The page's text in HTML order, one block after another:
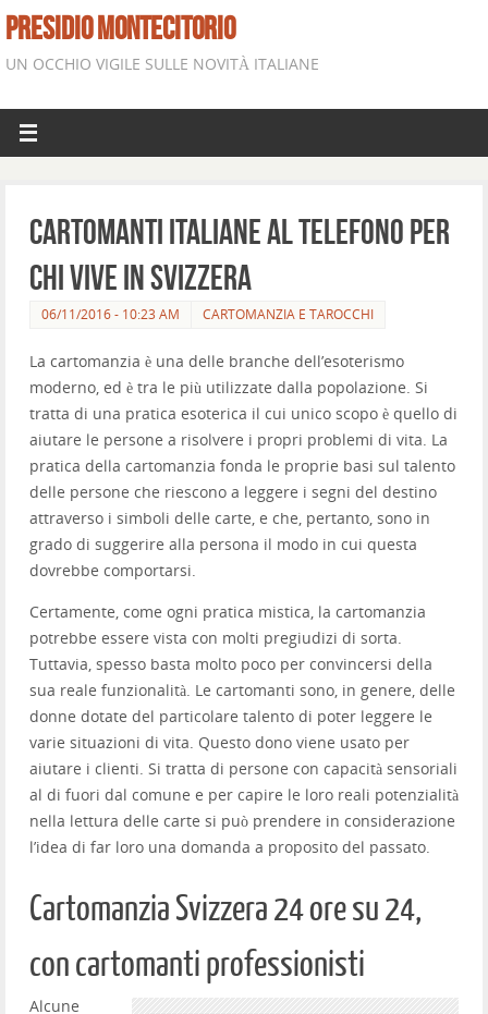
PRESIDIO MONTECITORIO
UN OCCHIO VIGILE SULLE NOVITÀ ITALIANE
Cartomanti italiane al telefono per
chi vive in Svizzera
06/11/2016 - 10:23 AM CARTOMANZIA E TAROCCHI
La cartomanzia è una delle branche dell’esoterismo
moderno, ed è tra le più utilizzate dalla popolazione. Si
tratta di una pratica esoterica il cui unico scopo è quello di
aiutare le persone a risolvere i propri problemi di vita. La
pratica della cartomanzia fonda le proprie basi sul talento
delle persone che riescono a leggere i segni del destino
attraverso i simboli delle carte, e che, pertanto, sono in
grado di suggerire alla persona il modo in cui questa
dovrebbe comportarsi.
Certamente, come ogni pratica mistica, la cartomanzia
potrebbe essere vista con molti pregiudizi di sorta.
Tuttavia, spesso basta molto poco per convincersi della
sua reale funzionalità. Le cartomanti sono, in genere, delle
donne dotate del particolare talento di poter leggere le
varie situazioni di vita. Questo dono viene usato per
aiutare i clienti. Si tratta di persone con capacità sensoriali
al di fuori dal comune e per capire le loro reali potenzialità
nella lettura delle carte si può prendere in considerazione
l’idea di far loro una domanda a proposito del passato.
Cartomanzia Svizzera 24 ore su 24,
con cartomanti professionisti
Alcune